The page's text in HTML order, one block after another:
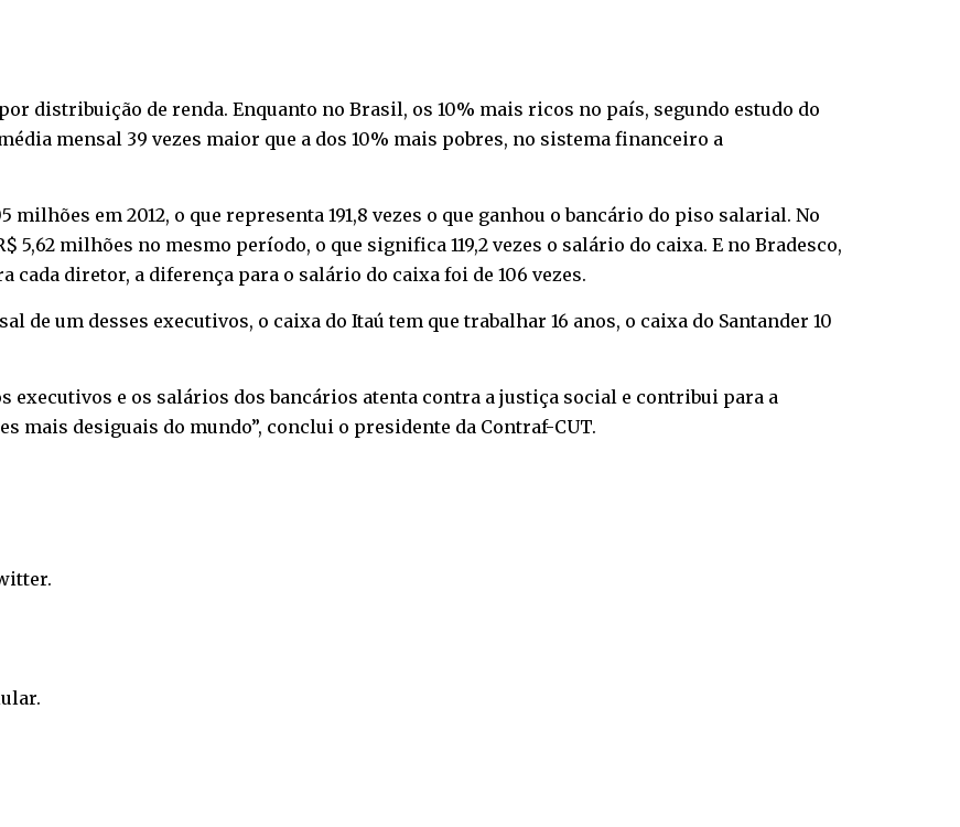
distribuição de renda. Enquanto no Brasil, os 10% mais ricos no país, segundo estudo do
mensal 39 vezes maior que a dos 10% mais pobres, no sistema financeiro a
milhões em 2012, o que representa 191,8 vezes o que ganhou o bancário do piso salarial. No
5,62 milhões no mesmo período, o que significa 119,2 vezes o salário do caixa. E no Bradesco,
cada diretor, a diferença para o salário do caixa foi de 106 vezes.
de um desses executivos, o caixa do Itaú tem que trabalhar 16 anos, o caixa do Santander 10
executivos e os salários dos bancários atenta contra a justiça social e contribui para a
mais desiguais do mundo”, conclui o presidente da Contraf-CUT.
.
.